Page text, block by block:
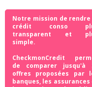
Notre mission de rendre
crédit conso
transparent et
simple.
CheckmonCredit
de comparer jusqu'à
offres proposées par
banques, les assurances